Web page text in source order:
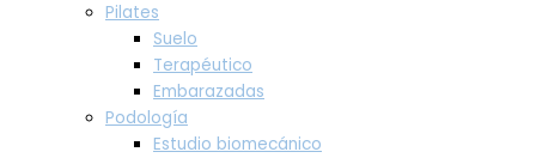
Pilates
Suelo
Terapéutico
Embarazadas
Podología
Estudio biomecánico